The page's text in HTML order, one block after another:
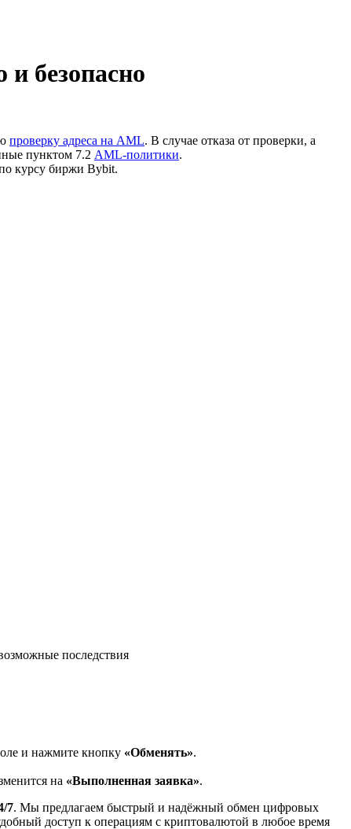
безопасно
проверку адреса на AML. В случае отказа от проверки, а
пунктом 7.2 AML-политики.
курсу биржи Bybit.
последствия
и нажмите кнопку «Обменять».
на «Выполненная заявка».
7. Мы предлагаем быстрый и надёжный обмен цифровых
доступ к операциям с криптовалютой в любое время